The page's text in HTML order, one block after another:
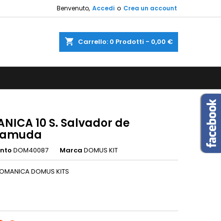
Benvenuto, Accedi o Crea un account
shopping_cart Carrello: 0 Prodotti - 0,00 €
10 S. Salvador de
DOM40087 Marca DOMUS KIT
DOMUS KITS